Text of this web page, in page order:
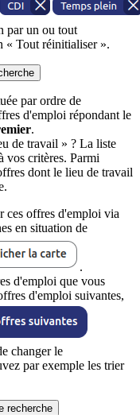
par un ou tout
« Tout réinitialiser ».
par ordre de
d'emploi répondant le
.
de travail » ? La liste
vos critères. Parmi
dont le lieu de travail
ces offres d'emploi via
en situation de
.
d'emploi que vous
d'emploi suivantes,
changer le
par exemple les trier
recherche